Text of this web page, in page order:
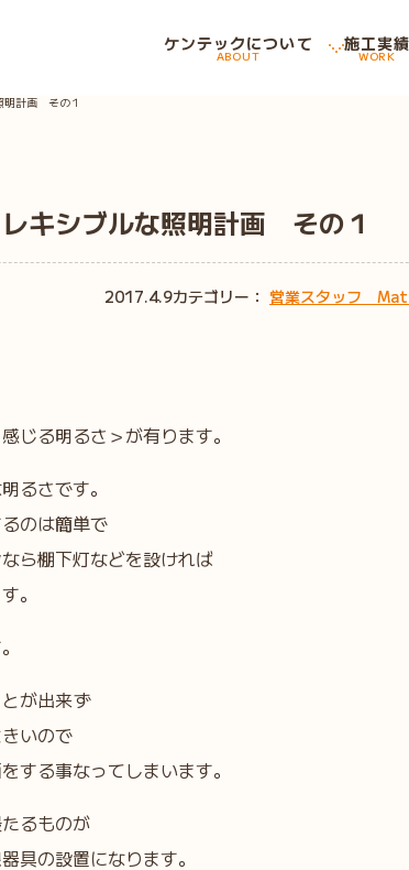
ケンテックについて
ABOUT
施工実績
WORK
計画 その１
シブルな照明計画 その１
2017.4.9カテゴリー： 営業スタッフ
じる明るさ＞が有ります。
るさです。
のは簡単で
ら棚下灯などを設ければ
。
が出来ず
いので
する事なってしまいます。
るものが
具の設置になります。